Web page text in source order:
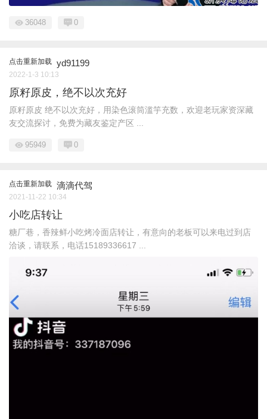
36048 0
点击重新加载 yd91199
2022-1-3 10:13
原籽原皮，绝不以次充好
原籽原皮 绝不以次充好，用染色滚筒滥竽充数，欢迎老玩家资深藏
友交流探讨，免费为藏友鉴定产区 ...
95949 0
点击重新加载 滴滴代驾
2021-11-22 10:34
小吃店转让
糖厂巷，香辣鲜小吃烤冷面店转让，有意向的老板可以来电过到店
洽谈，请联系，电话15189336617 ...